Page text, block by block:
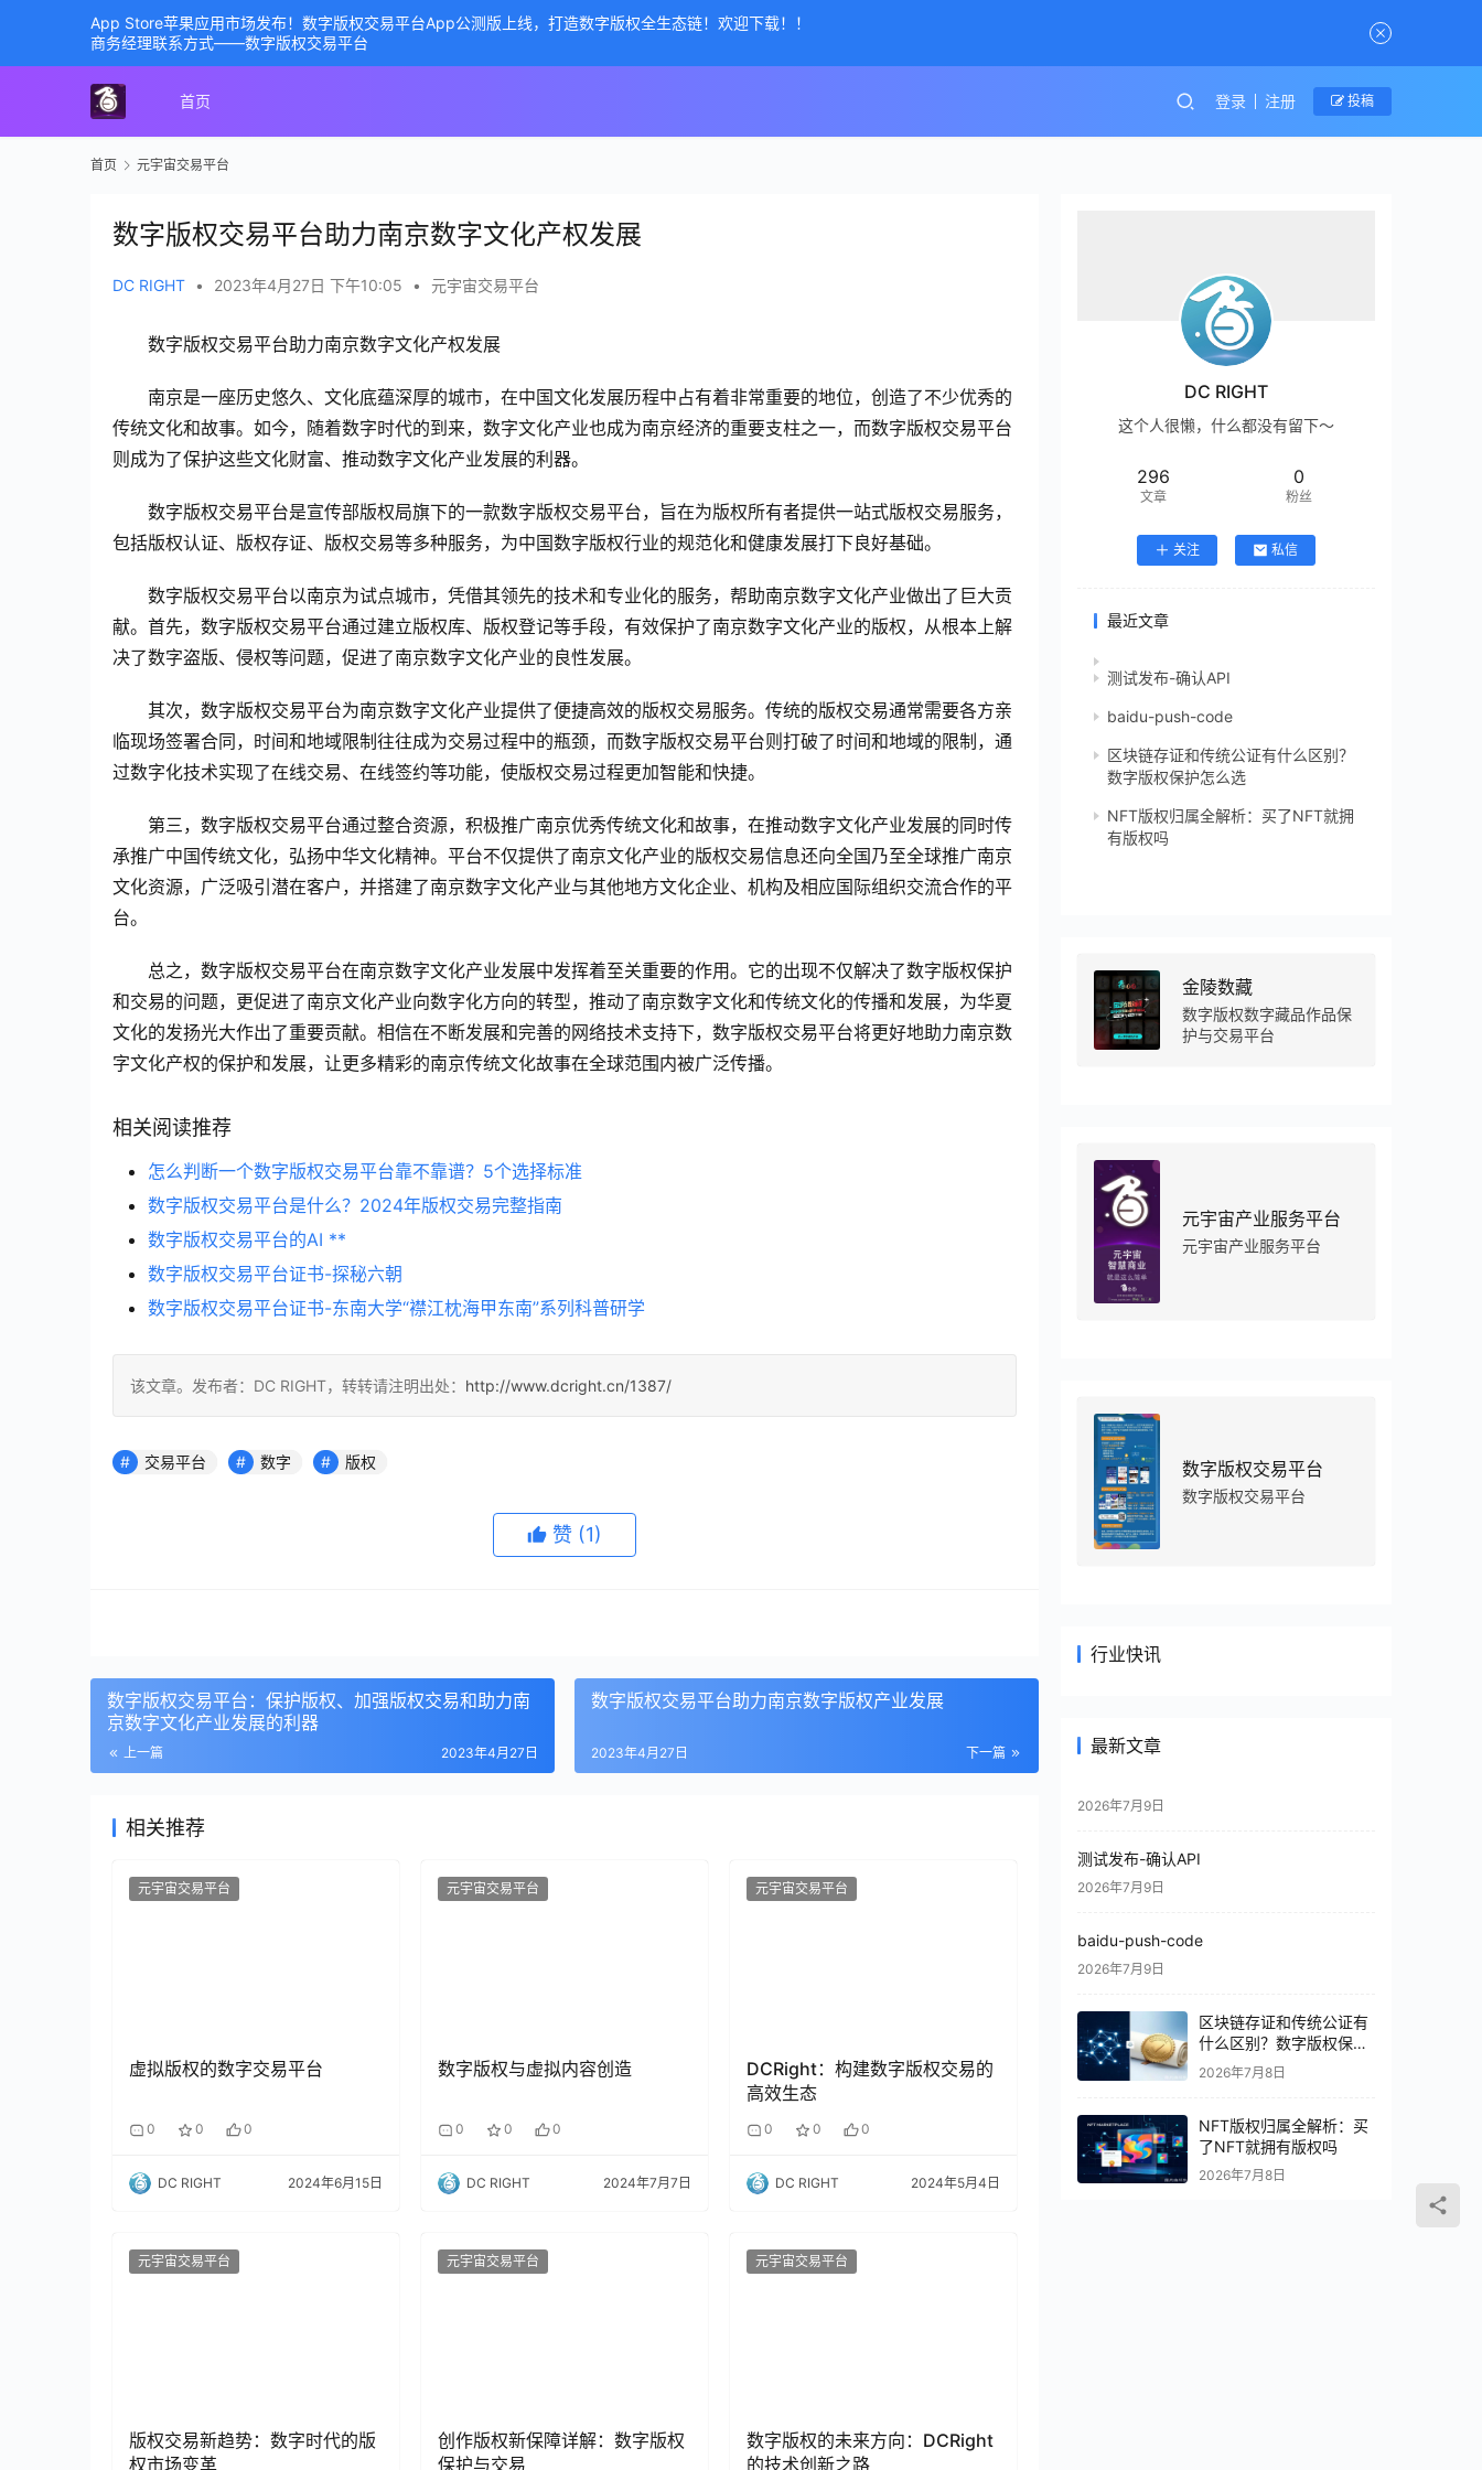
首页 登录 注册 投稿
首页 元宇宙交易平台
数字版权交易平台助力南京数字文化产权发展
DC RIGHT • 2023年4月27日 下午10:05 • 元宇宙交易平台
数字版权交易平台助力南京数字文化产权发展
南京是一座历史悠久、文化底蕴深厚的城市，在中国文化发展历程中占有着非常重要的地位，创造了不少优秀的
传统文化和故事。如今，随着数字时代的到来，数字文化产业也成为南京经济的重要支柱之一，而数字版权交易平台
则成为了保护这些文化财富、推动数字文化产业发展的利器。
数字版权交易平台是宣传部版权局旗下的一款数字版权交易平台，旨在为版权所有者提供一站式版权交易服务，
包括版权认证、版权存证、版权交易等多种服务，为中国数字版权行业的规范化和健康发展打下良好基础。
数字版权交易平台以南京为试点城市，凭借其领先的技术和专业化的服务，帮助南京数字文化产业做出了巨大贡
献。首先，数字版权交易平台通过建立版权库、版权登记等手段，有效保护了南京数字文化产业的版权，从根本上解
决了数字盗版、侵权等问题，促进了南京数字文化产业的良性发展。
其次，数字版权交易平台为南京数字文化产业提供了便捷高效的版权交易服务。传统的版权交易通常需要各方亲
临现场签署合同，时间和地域限制往往成为交易过程中的瓶颈，而数字版权交易平台则打破了时间和地域的限制，通
过数字化技术实现了在线交易、在线签约等功能，使版权交易过程更加智能和快捷。
第三，数字版权交易平台通过整合资源，积极推广南京优秀传统文化和故事，在推动数字文化产业发展的同时传
承推广中国传统文化，弘扬中华文化精神。平台不仅提供了南京文化产业的版权交易信息还向全国乃至全球推广南京
文化资源，广泛吸引潜在客户，并搭建了南京数字文化产业与其他地方文化企业、机构及相应国际组织交流合作的平
台。
总之，数字版权交易平台在南京数字文化产业发展中发挥着至关重要的作用。它的出现不仅解决了数字版权保护
和交易的问题，更促进了南京文化产业向数字化方向的转型，推动了南京数字文化和传统文化的传播和发展，为华夏
文化的发扬光大作出了重要贡献。相信在不断发展和完善的网络技术支持下，数字版权交易平台将更好地助力南京数
字文化产权的保护和发展，让更多精彩的南京传统文化故事在全球范围内被广泛传播。
相关阅读推荐
怎么判断一个数字版权交易平台靠不靠谱？5个选择标准
数字版权交易平台是什么？2024年版权交易完整指南
数字版权交易平台的AI **
数字版权交易平台证书-探秘六朝
数字版权交易平台证书-东南大学“襟江枕海甲东南”系列科普研学
该文章。发布者：DC RIGHT，转转请注明出处： http://www.dcright.cn/1387/
交易平台 数字 版权
赞 (1)
数字版权交易平台：保护版权、加强版权交易和助力南
京数字文化产业发展的利器
上一篇 2023年4月27日
数字版权交易平台助力南京数字版权产业发展
下一篇
2023年4月27日
相关推荐
元宇宙交易平台
虚拟版权的数字交易平台
0 0 0
DC RIGHT 2024年6月15日
元宇宙交易平台
数字版权与虚拟内容创造
0 0 0
DC RIGHT 2024年7月7日
元宇宙交易平台
DCRight：构建数字版权交易的
高效生态
0 0 0
DC RIGHT 2024年5月4日
元宇宙交易平台
版权交易新趋势：数字时代的版
权市场变革
元宇宙交易平台
创作版权新保障详解：数字版权
保护与交易
元宇宙交易平台
数字版权的未来方向：DCRight
的技术创新之路
DC RIGHT
这个人很懒，什么都没有留下～
296
文章
0
粉丝
关注 私信
最近文章
测试发布-确认API
baidu-push-code
区块链存证和传统公证有什么区别？
数字版权保护怎么选
NFT版权归属全解析：买了NFT就拥
有版权吗
金陵数藏
数字版权数字藏品作品保
护与交易平台
元宇宙产业服务平台
元宇宙产业服务平台
数字版权交易平台
数字版权交易平台
行业快讯
最新文章
2026年7月9日
测试发布-确认API
2026年7月9日
baidu-push-code
2026年7月9日
区块链存证和传统公证有
什么区别？数字版权保护
怎么选
2026年7月8日
NFT版权归属全解析：买
了NFT就拥有版权吗
2026年7月8日
App Store苹果应用市场发布！数字版权交易平台App公测版上线，打造数字版权全生态链！欢迎下载！！
商务经理联系方式——数字版权交易平台